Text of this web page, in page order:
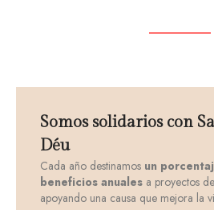
Somos solidarios con
Déu
Cada año destinamos un
beneficios anuales a proyectos de
apoyando una causa que mejora la